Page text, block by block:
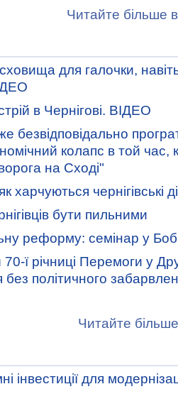
Читайте більше
для галочки,
в Чернігові. ВІДЕО
безвідповідально
колапс в той час,
на Сході"
харчуються чернігівські
бути пильними
реформу: семінар у
ї річниці Перемоги у
без політичного
Читайте
інвестиції для